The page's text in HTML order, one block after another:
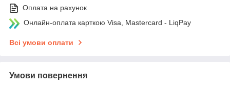
Оплата на рахунок
Онлайн-оплата карткою Visa, Mastercard - LiqPay
Всі умови оплати
Умови повернення